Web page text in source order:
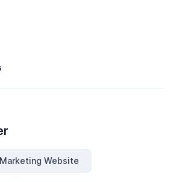
Website